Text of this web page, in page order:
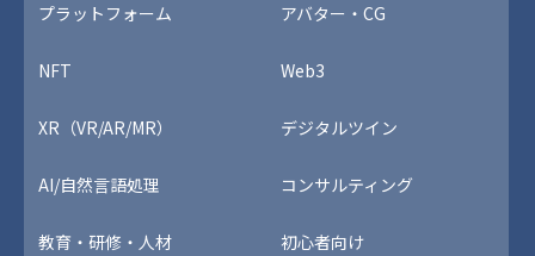
プラットフォーム アバター・CG
NFT Web3
XR（VR/AR/MR） デジタルツイン
AI/自然言語処理 コンサルティング
教育・研修・人材 初心者向け